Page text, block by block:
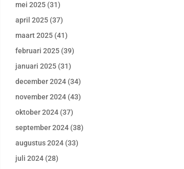
mei 2025 (31)
april 2025 (37)
maart 2025 (41)
februari 2025 (39)
januari 2025 (31)
december 2024 (34)
november 2024 (43)
oktober 2024 (37)
september 2024 (38)
augustus 2024 (33)
juli 2024 (28)